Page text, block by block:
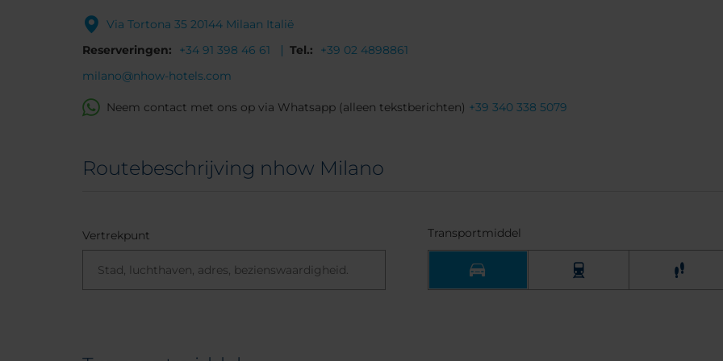
Via Tortona 35 20144 Milaan Italië
Reserveringen:
+34 91 398 46 61 Tel.:
+39 02 4898861
milano@nhow-hotels.com
Neem contact met ons op via Whatsapp (alleen tekstberichten) +39 340 338 5079
Routebeschrijving nhow Milano
Vertrekpunt Transportmiddel